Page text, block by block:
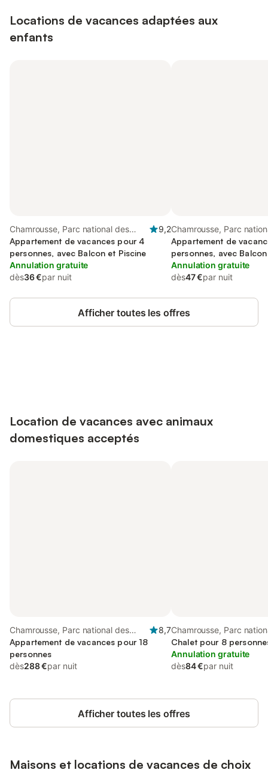
Locations de vacances adaptées aux
enfants
Chamrousse, Parc national des
Écrins
9,2
Appartement de vacances pour 4
personnes, avec Balcon et Piscine
Annulation gratuite
dès36 €par nuit
Chamrousse, Parc
Écrins
Appartement de
personnes, avec
que Piscine et Sauna
Annulation gratuite
dès47 €par nuit
Afficher toutes les offres
Location de vacances avec animaux
domestiques acceptés
Chamrousse, Parc national des
Écrins
8,7
Appartement de vacances pour 18
personnes
dès288 €par nuit
Chamrousse, Parc
Écrins
Chalet pour 8
Annulation gratuite
dès84 €par nuit
Afficher toutes les offres
Maisons et locations de vacances de choix